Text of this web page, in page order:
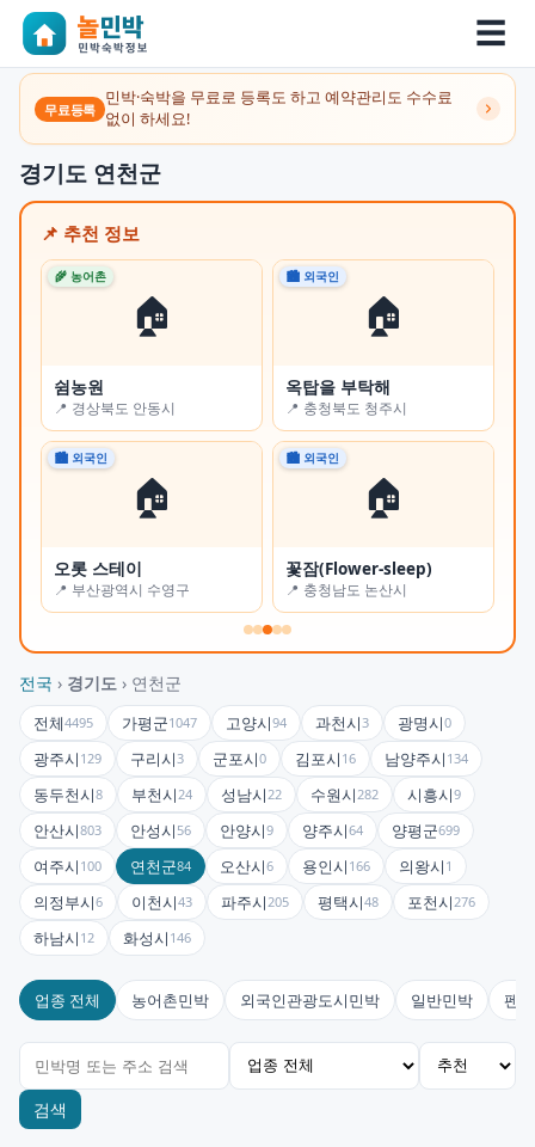
☰
무료등록
민박·숙박을 무료로 등록도 하고 예약관리도 수수료
없이 하세요!
경기도 연천군
📌 추천 정보
🏠
🌾 농어촌
쉼농원
📍 경상북도 안동시
🏠
🏙 외국인
옥탑을 부탁해
📍 충청북도 청주시
🏠
🏙 외국인
오롯 스테이
📍 부산광역시 수영구
🏠
🏙 외국인
꽃잠(Flower-sleep)
📍 충청남도 논산시
전국 › 경기도 › 연천군
전체4495 가평군1047 고양시94 과천시3 광명시0
광주시 129 구리시3 군포시0 김포시 16 남양주시 134
동두천시8 부천시24 성남시22 수원시282 시흥시9
안산시803 안성시 56 안양시9 양주시64 양평군699
여주시 100 연천군84 오산시6 용인시 166 의왕시 1
의정부시6 이천시43 파주시205 평택시48 포천시276
하남시 12 화성시 146
업종 전체 농어촌민박 외국인관광도시민박 일반민박 펜션
검색